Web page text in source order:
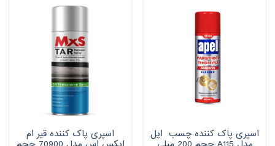
اسپری پاک کننده چسب اپل اسپری پاک کننده قیر ام